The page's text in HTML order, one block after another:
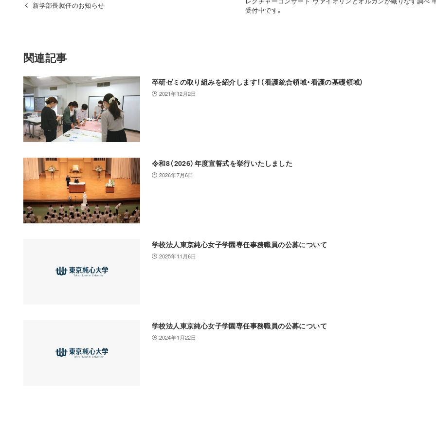
新学部長就任のお知らせ
受付中です。
関連記事
卒研ゼミの取り組みを紹介します！（看護統合領域・看護の基礎領域）
2021年12月2日
令和8（2026）年度宣誓式を挙行いたしました
2026年7月6日
学校法人東京純心女子学園専任事務職員の公募について
2025年11月6日
学校法人東京純心女子学園専任事務職員の公募について
2024年1月22日